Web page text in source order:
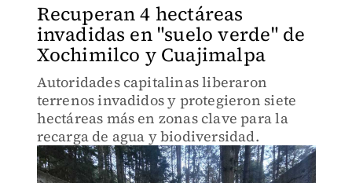
Recuperan 4 hectáreas
invadidas en "suelo verde" de
Xochimilco y Cuajimalpa
Autoridades capitalinas liberaron
terrenos invadidos y protegieron siete
hectáreas más en zonas clave para la
recarga de agua y biodiversidad.